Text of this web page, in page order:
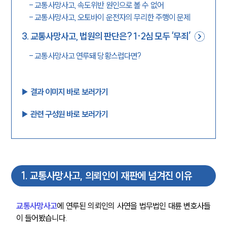
-교통사망사고, 속도위반 원인으로 볼 수 없어
-교통사망사고, 오토바이 운전자의 무리한 주행이 문제
3.교통사망사고, 법원의 판단은? 1·2심 모두 ‘무죄’
-교통사망사고 연루돼 당황스럽다면?
▶︎ 결과 이미지 바로 보러가기
▶︎ 관련 구성원 바로 보러가기
1. 교통사망사고, 의뢰인이 재판에 넘겨진 이유
교통사망사고에 연루된 의뢰인의 사연을 법무법인 대륜 변호사들
이 들어봤습니다.